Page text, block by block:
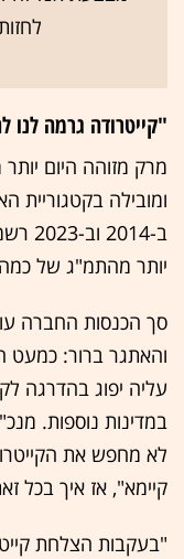
"קייטרודה גרמה לנו
מרק מזוהה היום
ומובילה בקטגוריית
יותר מהתמ"ג של
והאתגר ברור: כמעט
במדינות נוספות.
לא מחפש את
קיימא", אז איך בכל
"בעקבות הצלחת